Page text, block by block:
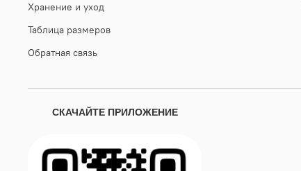
Хранение и уход
Таблица размеров
Обратная связь
СКАЧАЙТЕ ПРИЛОЖЕНИЕ